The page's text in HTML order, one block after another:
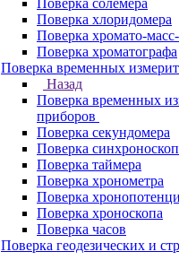
Поверка солемера
Поверка хлоридомера
Поверка хромато-
Поверка хроматографа
Поверка временных
Назад
Поверка временных
приборов
Поверка секундомера
Поверка
Поверка таймера
Поверка хронометра
Поверка
Поверка хроноскопа
Поверка часов
Поверка геодезических и